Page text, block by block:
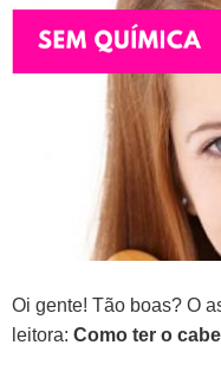
Oi gente! Tão boas? O
leitora: Como ter o